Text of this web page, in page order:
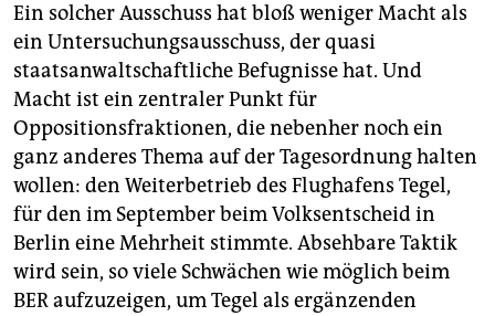
Ein solcher Ausschuss hat bloß weniger Macht als
ein Untersuchungsausschuss, der quasi
staatsanwaltschaftliche Befugnisse hat. Und
Macht ist ein zentraler Punkt für
Oppositionsfraktionen, die nebenher noch ein
ganz anderes Thema auf der Tagesordnung halten
wollen: den Weiterbetrieb des Flughafens Tegel,
für den im September beim Volksentscheid in
Berlin eine Mehrheit stimmte. Absehbare Taktik
wird sein, so viele Schwächen wie möglich beim
BER aufzuzeigen, um Tegel als ergänzenden